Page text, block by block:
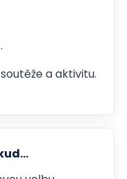
a aktivitu.